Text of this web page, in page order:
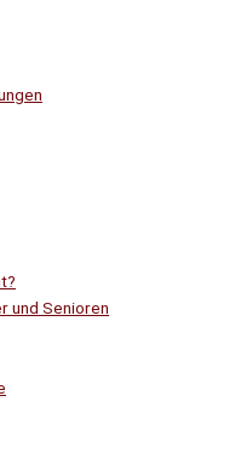
und Senioren